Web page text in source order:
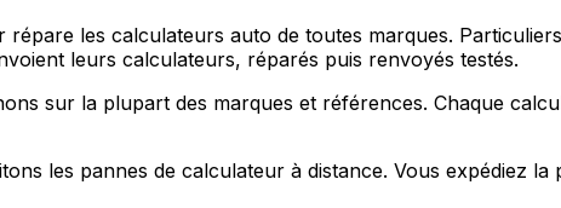
les calculateurs auto de toutes marques.
leurs calculateurs, réparés puis renvoyés testés.
sur la plupart des marques et références. Chaque
les pannes de calculateur à distance. Vous expédiez